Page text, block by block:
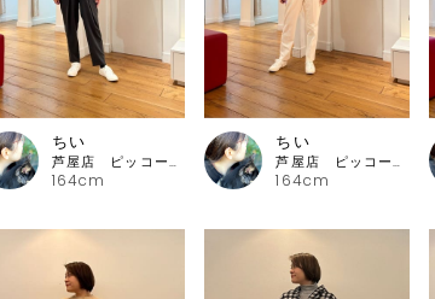
164cm
ちい
芦屋店 ピッコーネ・ピッコーネクラブ
164cm
ちい
芦屋店 ピッコーネ・ピッコーネクラブ